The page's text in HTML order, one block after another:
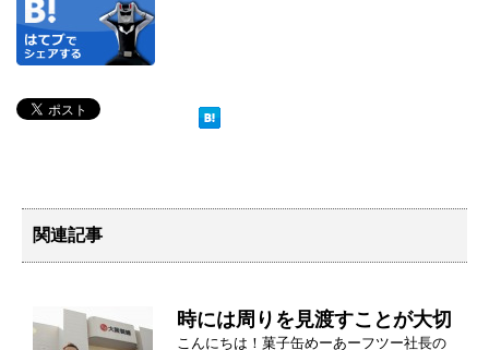
関連記事
時には周りを見渡すことが大切
こんにちは！菓子缶めーあーフツー社長の